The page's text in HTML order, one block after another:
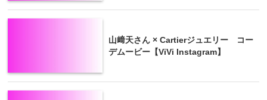
山﨑天さん × Cartierジュエリー コー
デムービー【ViVi Instagram】